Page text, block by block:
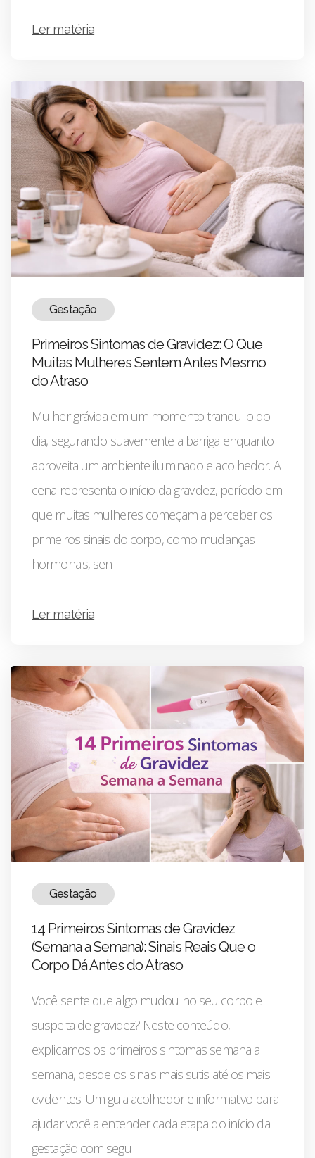
Ler matéria
Gestação
Primeiros Sintomas de Gravidez: O Que
Muitas Mulheres Sentem Antes Mesmo
do Atraso
Mulher grávida em um momento tranquilo do
dia, segurando suavemente a barriga enquanto
aproveita um ambiente iluminado e acolhedor. A
cena representa o início da gravidez, período em
que muitas mulheres começam a perceber os
primeiros sinais do corpo, como mudanças
hormonais, sen
Ler matéria
Gestação
14 Primeiros Sintomas de Gravidez
(Semana a Semana): Sinais Reais Que o
Corpo Dá Antes do Atraso
Você sente que algo mudou no seu corpo e
suspeita de gravidez? Neste conteúdo,
explicamos os primeiros sintomas semana a
semana, desde os sinais mais sutis até os mais
evidentes. Um guia acolhedor e informativo para
ajudar você a entender cada etapa do início da
gestação com segu